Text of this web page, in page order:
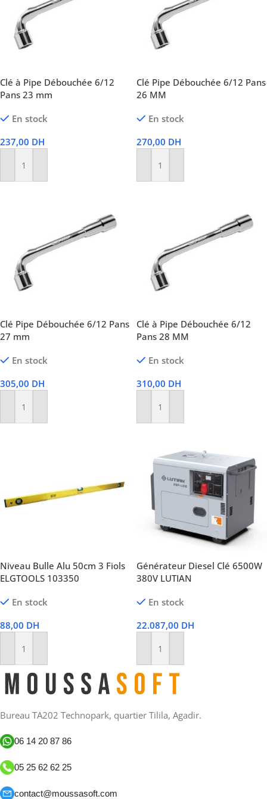
Clé à Pipe Débouchée 6/12
Pans 23 mm
En stock
237,00 DH
Ajouter Au Panier
Clé Pipe Débouchée 6/12 Pans
26 MM
En stock
270,00 DH
Ajouter Au Panier
Clé Pipe Débouchée 6/12 Pans
27 mm
En stock
305,00 DH
Ajouter Au Panier
Clé à Pipe Débouchée 6/12
Pans 28 MM
En stock
310,00 DH
Ajouter Au Panier
Niveau Bulle Alu 50cm 3 Fiols
ELGTOOLS 103350
En stock
88,00 DH
Ajouter Au Panier
Générateur Diesel Clé 6500W
380V LUTIAN
En stock
22.087,00 DH
Ajouter Au Panier
Bureau TA202 Technopark, quartier Tilila, Agadir.
06 14 20 87 86
05 25 62 62 25
contact@moussasoft.com